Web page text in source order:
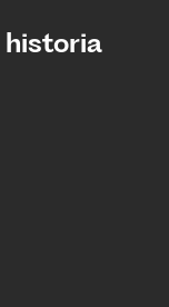
historia